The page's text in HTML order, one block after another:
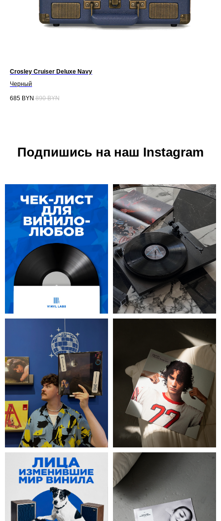
Crosley Cruiser Deluxe Navy
Черный
685 BYN 890 BYN
Подпишись на наш Instagram